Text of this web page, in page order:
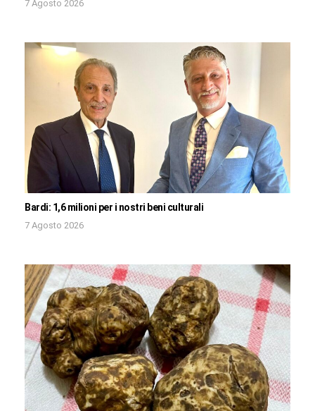
7 Agosto 2026
Bardi: 1,6 milioni per i nostri beni culturali
7 Agosto 2026